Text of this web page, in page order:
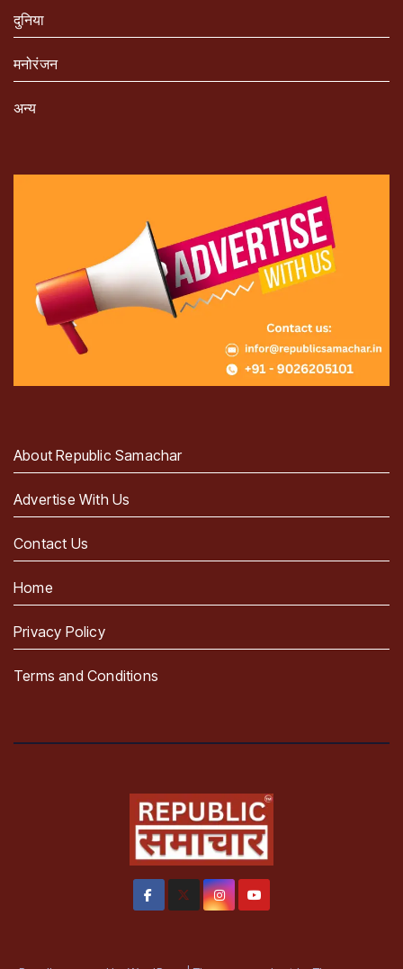
दुनिया
मनोरंजन
अन्य
About Republic Samachar
Advertise With Us
Contact Us
Home
Privacy Policy
Terms and Conditions